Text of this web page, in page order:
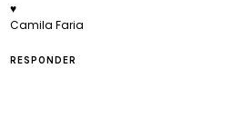
♥
Camila Faria
RESPONDER